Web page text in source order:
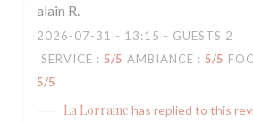
alain R
2026-07-31 - 13:15 - GUESTS 2
SERVICE : 5/5 AMBIANCE : 5/5
5/5
La Lorraine has replied to this